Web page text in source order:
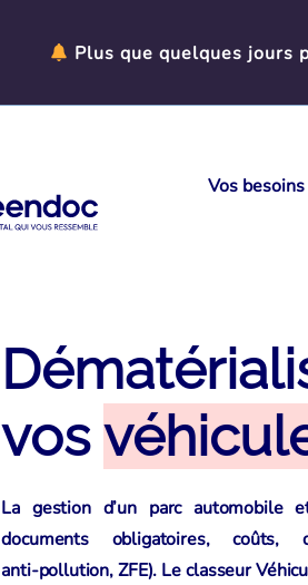
Plus que quelques jours
Vos besoins
vos
La gestion d’un parc automobile
documents obligatoires, coûts,
anti‑pollution, ZFE). Leclasseur